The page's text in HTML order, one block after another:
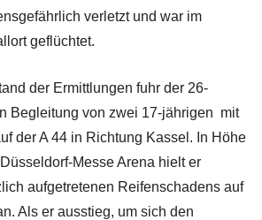
verletzt und war im
geflüchtet.
der Ermittlungen fuhr der 26-
Begleitung von zwei 17-jährigen mit
der A 44 in Richtung Kassel. In Höhe
Messe Arena hielt er
aufgetretenen Reifenschadens auf
Als er ausstieg, um sich den